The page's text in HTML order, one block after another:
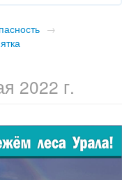
→
2022 г.